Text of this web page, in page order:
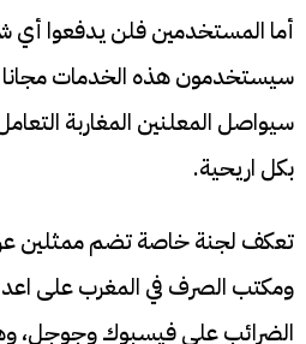
أما المستخدمين فلن يدفعوا
سيستخدمون هذه الخدمات مجانا
سيواصل المعلنين المغاربة
بكل اريحية.
تعكف لجنة خاصة تضم ممثلين عن
ومكتب الصرف في المغرب على
الضرائب على فيسبوك وجوجل،